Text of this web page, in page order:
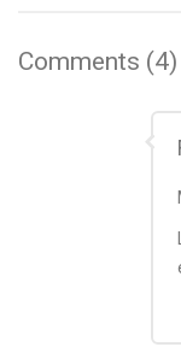
Comments (4)